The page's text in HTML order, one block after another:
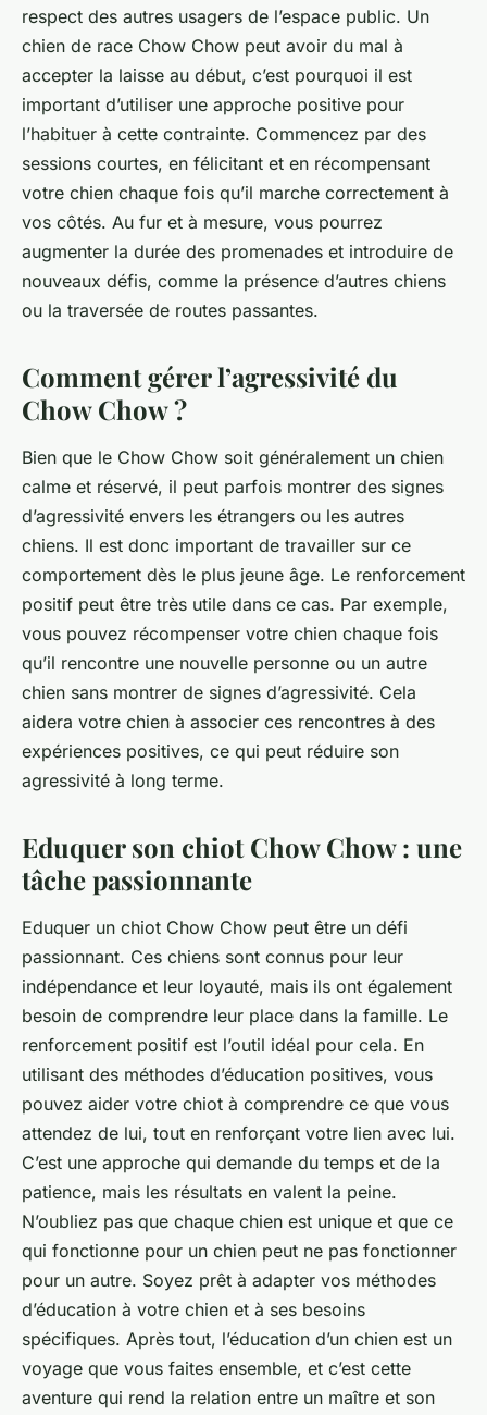
respect des autres usagers de l’espace public. Un
chien de race Chow Chow peut avoir du mal à
accepter la laisse au début, c’est pourquoi il est
important d’utiliser une approche positive pour
l’habituer à cette contrainte. Commencez par des
sessions courtes, en félicitant et en récompensant
votre chien chaque fois qu’il marche correctement à
vos côtés. Au fur et à mesure, vous pourrez
augmenter la durée des promenades et introduire de
nouveaux défis, comme la présence d’autres chiens
ou la traversée de routes passantes.
Comment gérer l’agressivité du
Chow Chow ?
Bien que le Chow Chow soit généralement un chien
calme et réservé, il peut parfois montrer des signes
d’agressivité envers les étrangers ou les autres
chiens. Il est donc important de travailler sur ce
comportement dès le plus jeune âge. Le renforcement
positif peut être très utile dans ce cas. Par exemple,
vous pouvez récompenser votre chien chaque fois
qu’il rencontre une nouvelle personne ou un autre
chien sans montrer de signes d’agressivité. Cela
aidera votre chien à associer ces rencontres à des
expériences positives, ce qui peut réduire son
agressivité à long terme.
Eduquer son chiot Chow Chow : une
tâche passionnante
Eduquer un chiot Chow Chow peut être un défi
passionnant. Ces chiens sont connus pour leur
indépendance et leur loyauté, mais ils ont également
besoin de comprendre leur place dans la famille. Le
renforcement positif est l’outil idéal pour cela. En
utilisant des méthodes d’éducation positives, vous
pouvez aider votre chiot à comprendre ce que vous
attendez de lui, tout en renforçant votre lien avec lui.
C’est une approche qui demande du temps et de la
patience, mais les résultats en valent la peine.
N’oubliez pas que chaque chien est unique et que ce
qui fonctionne pour un chien peut ne pas fonctionner
pour un autre. Soyez prêt à adapter vos méthodes
d’éducation à votre chien et à ses besoins
spécifiques. Après tout, l’éducation d’un chien est un
voyage que vous faites ensemble, et c’est cette
aventure qui rend la relation entre un maître et son